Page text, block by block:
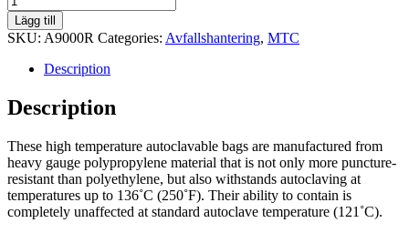
Bags,
Red,
31x66cm
quantity
Lägg till
SKU: A9000R Categories: Avfallshantering, MTC
Description
Description
These high temperature autoclavable bags are manufactured from
heavy gauge polypropylene material that is not only more puncture-
resistant than polyethylene, but also withstands autoclaving at
temperatures up to 136˚C (250˚F). Their ability to contain is
completely unaffected at standard autoclave temperature (121˚C).